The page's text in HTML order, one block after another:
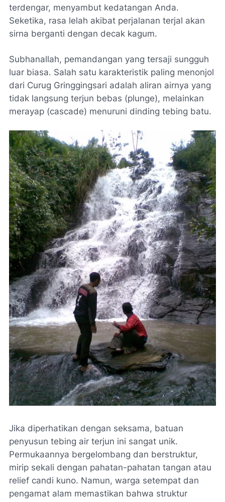
terdengar, menyambut kedatangan Anda.
Seketika, rasa lelah akibat perjalanan terjal akan
sirna berganti dengan decak kagum.
Subhanallah, pemandangan yang tersaji sungguh
luar biasa. Salah satu karakteristik paling menonjol
dari Curug Gringgingsari adalah aliran airnya yang
tidak langsung terjun bebas (plunge), melainkan
merayap (cascade) menuruni dinding tebing batu.
Jika diperhatikan dengan seksama, batuan
penyusun tebing air terjun ini sangat unik.
Permukaannya bergelombang dan berstruktur,
mirip sekali dengan pahatan-pahatan tangan atau
relief candi kuno. Namun, warga setempat dan
pengamat alam memastikan bahwa struktur